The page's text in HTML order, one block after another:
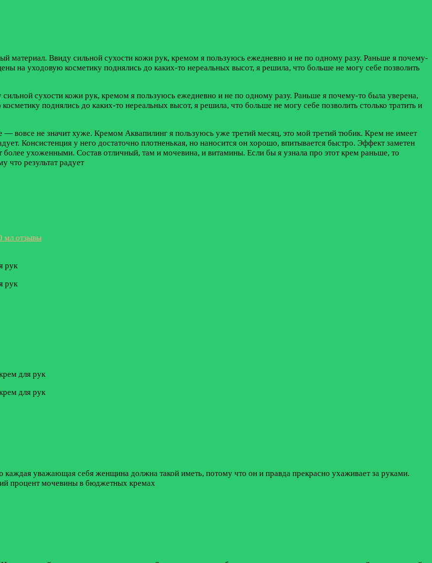
материал. Ввиду сильной сухости кожи рук, кремом я пользуюсь ежедневно и не по одному разу. Раньше я почему-
на уходовую косметику поднялись до каких-то нереальных высот, я решила, что больше не могу себе позволить
сухости кожи рук, кремом я пользуюсь ежедневно и не по одному разу. Раньше я почему-то была уверена,
поднялись до каких-то нереальных высот, я решила, что больше не могу себе позволить столько тратить и
— вовсе не значит хуже. Кремом Аквапилинг я пользуюсь уже третий месяц, это мой третий тюбик. Крем не имеет
Консистенция у него достаточно плотненькая, но наносится он хорошо, впитывается быстро. Эффект заметен
более ухоженными. Состав отличный, там и мочевина, и витамины. Если бы я узнала про этот крем раньше, то
что результат радует
мл отзывы
уважающая себя женщина должна такой иметь, потому что он и правда прекрасно ухаживает за руками.
процент мочевины в бюджетных кремах